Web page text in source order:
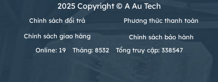
2025 Copyright © A Au Tech
Chính sách đổi trả
Phương thức thanh toán
Chính sách giao hàng
Chính sách bảo hành
Online: 19
Tháng: 8532 Tổng truy cập: 338547